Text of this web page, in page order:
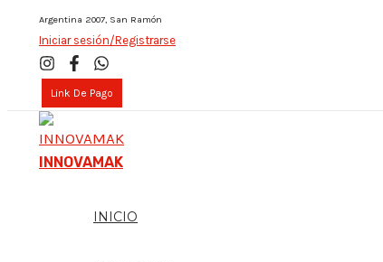
content
Argentina 2007, San Ramón
Iniciar sesión/Registrarse
Link De Pago
INNOVAMAK
INICIO